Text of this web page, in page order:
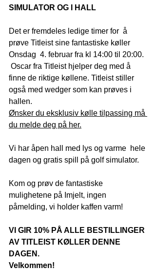
SIMULATOR OG I HALL
Det er fremdeles ledige timer for  å
prøve Titleist sine fantastiske køller
Onsdag  4. februar fra kl 14:00 til 20:00.
Oscar fra Titleist hjelper deg med å
finne de riktige køllene. Titleist stiller
også med wedger som kan prøves i
hallen.
Ønsker du eksklusiv kølle tilpassing må
du melde deg på her.
Vi har åpen hall med lys og varme  hele
dagen og gratis spill på golf simulator.
Kom og prøv de fantastiske
mulighetene på Imjelt, ingen
påmelding, vi holder kaffen varm!
VI GIR 10% PÅ ALLE BESTILLINGER
AV TITLEIST KØLLER DENNE
DAGEN.
Velkommen!